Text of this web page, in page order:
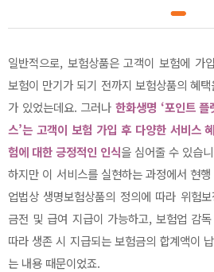
일반적으로, 보험상품은 고객이 보험에 가
보험이 만기가 되기 전까지 보험상품의 혜
가 있었는데요. 그러나 한화생명 ‘포인트
스’는 고객이 보험 가입 후 다양한 서비스
험에 대한 긍정적인 인식을 심어줄 수 있습
하지만 이 서비스를 실현하는 과정에서 현
업법상 생명보험상품의 정의에 따라 위험
금전 및 급여 지급이 가능하고, 보험업 감
따라 생존 시 지급되는 보험금의 합계액이
는 내용 때문이었죠.